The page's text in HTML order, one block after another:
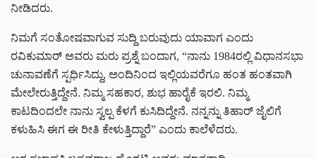
ನೀಡಿದರು.
ನಿಮಗೆ ಸಂತೋಷವಾಗುವ ಸುದ್ದಿ ಬರುವುದು ಯಾವಾಗ ಎಂದು
ರವಿಕುಮಾರ್ ಅವರು ಮರು ಪ್ರಶ್ನೆ ಬಂದಾಗ, “ನಾನು 1984ರಲ್ಲಿ ವಿಧಾನಸಭಾ
ಚುನಾವಣೆಗೆ ಸ್ಪರ್ಧಿಸಿದ್ದು, ಅಂದಿನಿಂದ ಇಲ್ಲಿಯವರೆಗೂ ಹಂತ ಹಂತವಾಗಿ
ಮೇಲೇರುತ್ತಿದ್ದೇನೆ. ನಿಮ್ಮ ಸಹಕಾರ, ಶುಭ ಹಾರೈಕೆ ಇರಲಿ. ನಿಮ್ಮ
ಕಾಟದಿಂದಲೇ ನಾನು ಸ್ವಲ್ಪ ಕೆಳಗೆ ಕುಸಿದಿದ್ದೇನೆ. ನನ್ನನ್ನು ತಿಹಾರ್ ಜೈಲಿಗೆ
ಕಳುಹಿಸಿ ಈಗ ಈ ರೀತಿ ಕೇಳುತ್ತಿದ್ದಾರೆ” ಎಂದು ಕಾಲೆಳೆದರು.